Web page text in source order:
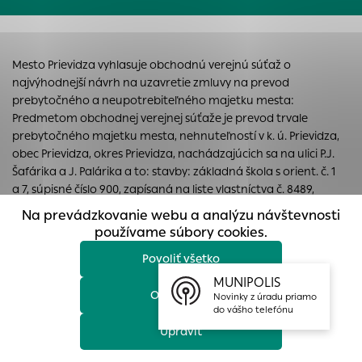
Mesto Prievidza vyhlasuje obchodnú verejnú súťaž o
najvýhodnejší návrh na uzavretie zmluvy na prevod
prebytočného a neupotrebiteľného majetku mesta:
Predmetom obchodnej verejnej súťaže je prevod trvale
prebytočného majetku mesta, nehnuteľností v k. ú. Prievidza,
obec Prievidza, okres Prievidza, nachádzajúcich sa na ulici P.J.
Šafárika a J. Palárika a to: stavby: základná škola s orient. č. 1
a 7, súpisné číslo 900, zapísaná na liste vlastníctva č. 8489,
nachádzajúca sa na pozemku parcela registra CKN č. 5036/8,
zastavaná plocha a nádvorie o výmere 2822 m2 a parcela
registra CKN č. 5036/9, zastavaná plocha a nádvorie o výmere
1597 m2, pozostávajúca z pavilónov: A,B,C,D,E,F.
nehnuteľností je možné uskutočniť po
predchádzajúcej dohode s vyhlasovateľom súťaže na
telefónnom čísle 046/5179518.
Dátum zverejnenie:27.02.2024
Na prevádzkovanie webu a analýzu návštevnosti
používame súbory cookies.
Povoliť všetko
Odmietnuť
Upraviť
Analytické cookies
Analytické cookies pomáhajú prevádzkovateľovi stránok
pochopiť, ako návštevníci stránok stránku používajú, aby
mohol stránky optimalizovať a ponúknuť im lepšiu
skúsenosť. Všetky dáta sa zbierajú anonymne a nie je
možné ich spojiť s konkrétnou osobou.
Povoliť všetko
Uložiť nastavenia
Viac informácií
MUNIPOLIS
Novinky z úradu priamo
do vášho telefónu